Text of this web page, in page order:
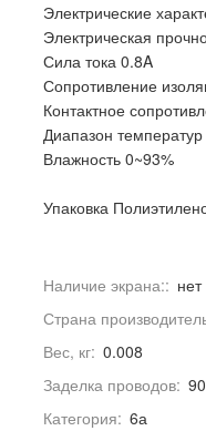
Электрические
Электрическая
Сила тока 0.8A
Сопротивление
Контактное
Диапазон
Влажность 0~93%
Упаковка
Наличие экрана:: нет
Страна
Вес, кг: 0.008
Заделка проводов:
Категория: 6а